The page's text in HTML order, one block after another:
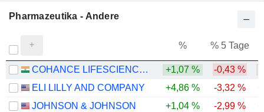
Pharmazeutika - Andere
% % 5 Tage
COHANCE LIFESCIENCES LIMITED +1,07 % -0,43 %
ELI LILLY AND COMPANY
+4,86 % -3,32 %
JOHNSON & JOHNSON
+1,04 % -2,99 %